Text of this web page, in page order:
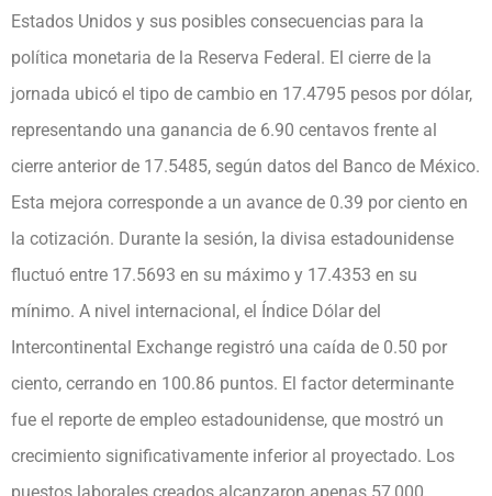
Estados Unidos y sus posibles consecuencias para la
política monetaria de la Reserva Federal. El cierre de la
jornada ubicó el tipo de cambio en 17.4795 pesos por dólar,
representando una ganancia de 6.90 centavos frente al
cierre anterior de 17.5485, según datos del Banco de México.
Esta mejora corresponde a un avance de 0.39 por ciento en
la cotización. Durante la sesión, la divisa estadounidense
fluctuó entre 17.5693 en su máximo y 17.4353 en su
mínimo. A nivel internacional, el Índice Dólar del
Intercontinental Exchange registró una caída de 0.50 por
ciento, cerrando en 100.86 puntos. El factor determinante
fue el reporte de empleo estadounidense, que mostró un
crecimiento significativamente inferior al proyectado. Los